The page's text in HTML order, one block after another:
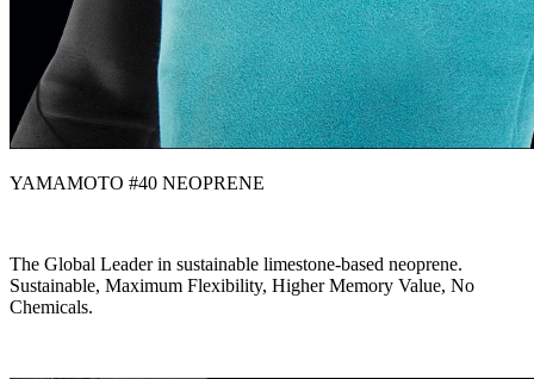
YAMAMOTO #40 NEOPRENE
The Global Leader in sustainable limestone-based neoprene.
Sustainable, Maximum Flexibility, Higher Memory Value, No
Chemicals.